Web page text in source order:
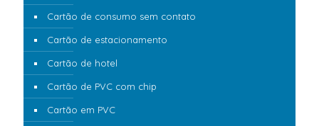
Cartão de consumo sem contato
Cartão de estacionamento
Cartão de hotel
Cartão de PVC com chip
Cartão em PVC